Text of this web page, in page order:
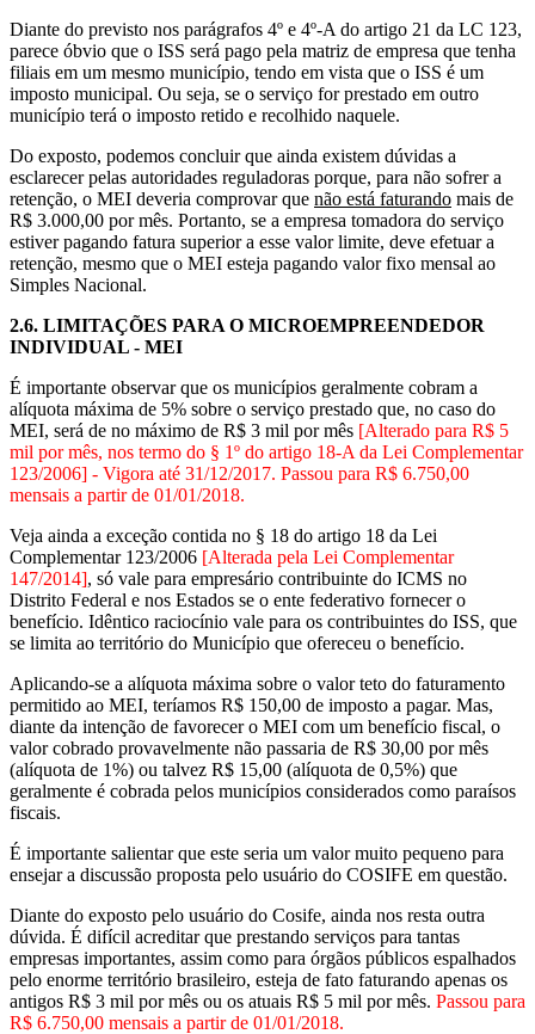
Diante do previsto nos parágrafos 4º e 4º-A do artigo 21 da LC 123,
parece óbvio que o ISS será pago pela matriz de empresa que tenha
filiais em um mesmo município, tendo em vista que o ISS é um
imposto municipal. Ou seja, se o serviço for prestado em outro
município terá o imposto retido e recolhido naquele.
Do exposto, podemos concluir que ainda existem dúvidas a
esclarecer pelas autoridades reguladoras porque, para não sofrer a
retenção, o MEI deveria comprovar que não está faturando mais de
R$ 3.000,00 por mês. Portanto, se a empresa tomadora do serviço
estiver pagando fatura superior a esse valor limite, deve efetuar a
retenção, mesmo que o MEI esteja pagando valor fixo mensal ao
Simples Nacional.
2.6. LIMITAÇÕES PARA O MICROEMPREENDEDOR
INDIVIDUAL - MEI
É importante observar que os municípios geralmente cobram a
alíquota máxima de 5% sobre o serviço prestado que, no caso do
MEI, será de no máximo de R$ 3 mil por mês [Alterado para R$ 5
mil por mês, nos termo do § 1º do artigo 18-A da Lei Complementar
123/2006] - Vigora até 31/12/2017. Passou para R$ 6.750,00
mensais a partir de 01/01/2018.
Veja ainda a exceção contida no § 18 do artigo 18 da Lei
Complementar 123/2006 [Alterada pela Lei Complementar
147/2014], só vale para empresário contribuinte do ICMS no
Distrito Federal e nos Estados se o ente federativo fornecer o
benefício. Idêntico raciocínio vale para os contribuintes do ISS, que
se limita ao território do Município que ofereceu o benefício.
Aplicando-se a alíquota máxima sobre o valor teto do faturamento
permitido ao MEI, teríamos R$ 150,00 de imposto a pagar. Mas,
diante da intenção de favorecer o MEI com um benefício fiscal, o
valor cobrado provavelmente não passaria de R$ 30,00 por mês
(alíquota de 1%) ou talvez R$ 15,00 (alíquota de 0,5%) que
geralmente é cobrada pelos municípios considerados como paraísos
fiscais.
É importante salientar que este seria um valor muito pequeno para
ensejar a discussão proposta pelo usuário do COSIFE em questão.
Diante do exposto pelo usuário do Cosife, ainda nos resta outra
dúvida. É difícil acreditar que prestando serviços para tantas
empresas importantes, assim como para órgãos públicos espalhados
pelo enorme território brasileiro, esteja de fato faturando apenas os
antigos R$ 3 mil por mês ou os atuais R$ 5 mil por mês. Passou para
R$ 6.750,00 mensais a partir de 01/01/2018.